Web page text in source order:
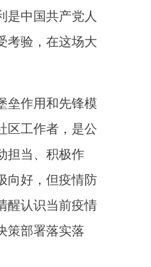
中国共产党人
考验，在这场大
作用和先锋模
区工作者，是公
担当、积极作
向好，但疫情防
醒认识当前疫情
策部署落实落